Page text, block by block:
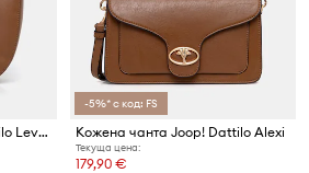
Кожена чанта Joop! Dattilo Levke
-5%* с код: FS
Кожена чанта Joop! Dattilo Alexi
Текуща цена:
179,90 €